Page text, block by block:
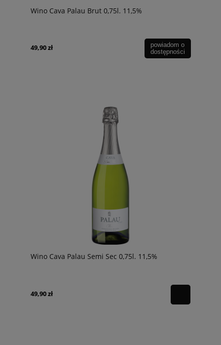
Wino Cava Palau Brut 0,75l. 11,5%
49,90 zł
powiadom o
dostępności
Wino Cava Palau Semi Sec 0,75l. 11,5%
49,90 zł